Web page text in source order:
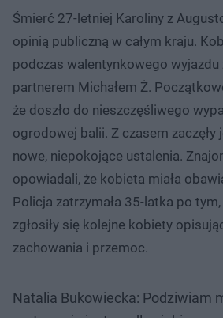
Śmierć 27-letniej Karoliny z
opinią publiczną w całym kraju.
podczas walentynkowego wyjazdu
partnerem Michałem Ż.
że doszło do nieszczęśliwego
ogrodowej balii. Z czasem zaczęły
nowe, niepokojące ustalenia.
opowiadali, że kobieta miała
Policja zatrzymała 35-latka po
zgłosiły się kolejne kobiety
zachowania i przemoc.
Natalia Bukowiecka: Podziwiam